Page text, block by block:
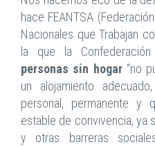
hace FEANTSA
Nacionales que Trabajan
la que la
personas sin hogar“no
un alojamiento
personal, permanente y
estable de convivencia, ya
y otras barreras